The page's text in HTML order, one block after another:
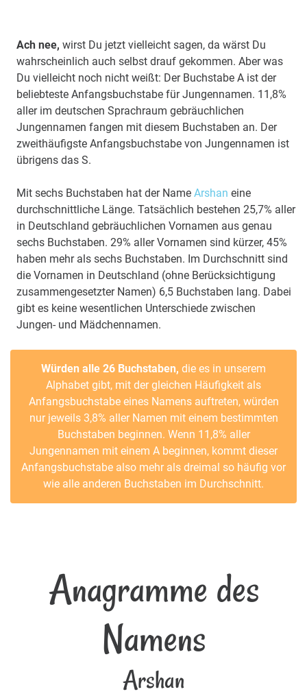
Ach nee, wirst Du jetzt vielleicht sagen, da wärst Du
wahrscheinlich auch selbst drauf gekommen. Aber was
Du vielleicht noch nicht weißt: Der Buchstabe A ist der
beliebteste Anfangsbuchstabe für Jungennamen. 11,8%
aller im deutschen Sprachraum gebräuchlichen
Jungennamen fangen mit diesem Buchstaben an. Der
zweithäufigste Anfangsbuchstabe von Jungennamen ist
übrigens das S.
Mit sechs Buchstaben hat der Name Arshan eine
durchschnittliche Länge. Tatsächlich bestehen 25,7% aller
in Deutschland gebräuchlichen Vornamen aus genau
sechs Buchstaben. 29% aller Vornamen sind kürzer, 45%
haben mehr als sechs Buchstaben. Im Durchschnitt sind
die Vornamen in Deutschland (ohne Berücksichtigung
zusammengesetzter Namen) 6,5 Buchstaben lang. Dabei
gibt es keine wesentlichen Unterschiede zwischen
Jungen- und Mädchennamen.
Würden alle 26 Buchstaben, die es in unserem
Alphabet gibt, mit der gleichen Häufigkeit als
Anfangsbuchstabe eines Namens auftreten, würden
nur jeweils 3,8% aller Namen mit einem bestimmten
Buchstaben beginnen. Wenn 11,8% aller
Jungennamen mit einem A beginnen, kommt dieser
Anfangsbuchstabe also mehr als dreimal so häufig vor
wie alle anderen Buchstaben im Durchschnitt.
Anagramme des
Namens
Arshan